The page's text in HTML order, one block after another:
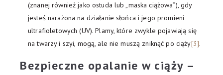
(znanej również jako ostuda lub „maska ciążowa”), gdy
jesteś narażona na działanie słońca i jego promieni
ultrafioletowych (UV). Plamy, które zwykle pojawiają się
na twarzy i szyi, mogą, ale nie muszą zniknąć po ciąży[3].
Bezpieczne opalanie w ciąży –